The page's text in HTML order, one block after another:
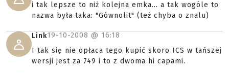
i tak lepsze to niż kolejna emka... a tak wogóle to
nazwa była taka: "Gównolit" (też chyba o znalu)
Link19-10-2008 @ 16:18
I tak się nie opłaca tego kupić skoro ICS w tańszej
wersji jest za 749 i to z dwoma hi capami.